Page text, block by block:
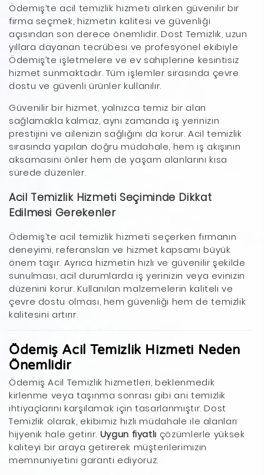
Ödemiş’te acil temizlik hizmeti alırken güvenilir bir
firma seçmek, hizmetin kalitesi ve güvenliği
açısından son derece önemlidir. Dost Temizlik, uzun
yıllara dayanan tecrübesi ve profesyonel ekibiyle
Ödemiş’te işletmelere ve ev sahiplerine kesintisiz
hizmet sunmaktadır. Tüm işlemler sırasında çevre
dostu ve güvenli ürünler kullanılır.
Güvenilir bir hizmet, yalnızca temiz bir alan
sağlamakla kalmaz, aynı zamanda iş yerinizin
prestijini ve ailenizin sağlığını da korur. Acil temizlik
sırasında yapılan doğru müdahale, hem iş akışının
aksamasını önler hem de yaşam alanlarını kısa
sürede düzenler.
Acil Temizlik Hizmeti Seçiminde Dikkat
Edilmesi Gerekenler
Ödemiş’te acil temizlik hizmeti seçerken firmanın
deneyimi, referansları ve hizmet kapsamı büyük
önem taşır. Ayrıca hizmetin hızlı ve güvenilir şekilde
sunulması, acil durumlarda iş yerinizin veya evinizin
düzenini korur. Kullanılan malzemelerin kaliteli ve
çevre dostu olması, hem güvenliği hem de temizlik
kalitesini artırır.
Ödemiş Acil Temizlik Hizmeti Neden
Önemlidir
Ödemiş Acil Temizlik hizmetleri, beklenmedik
kirlenme veya taşınma sonrası gibi ani temizlik
ihtiyaçlarını karşılamak için tasarlanmıştır. Dost
Temizlik olarak, ekibimiz hızlı müdahale ile alanları
hijyenik hale getirir. Uygun fiyatlı çözümlerle yüksek
kaliteyi bir araya getirerek müşterilerimizin
memnuniyetini garanti ediyoruz.